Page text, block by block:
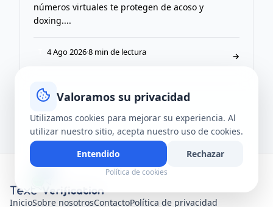
números virtuales te protegen de acoso y
doxing....
4 Ago 2026·8 min de lectura →
InicioSobre nosotrosContactoPolítica de privacidad
Valoramos su privacidad
Utilizamos cookies para mejorar su experiencia. Al
utilizar nuestro sitio, acepta nuestro uso de cookies.
Entendido
Rechazar
Política de cookies